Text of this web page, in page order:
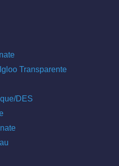
Transparente
DES